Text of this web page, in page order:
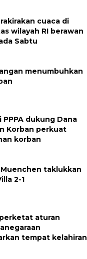
cuaca di
wilayah RI berawan
Sabtu
menumbuhkan
PPPA dukung Dana
Korban perkuat
korban
taklukkan
2-1
aturan
tempat kelahiran